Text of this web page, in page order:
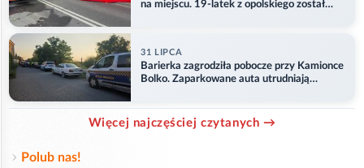
na miejscu. 19-latek z opolskiego został
31 LIPCA
Barierka zagrodziła pobocze przy Kamionce
Bolko. Zaparkowane auta utrudniają
Więcej najczęściej czytanych →
Polub nas!